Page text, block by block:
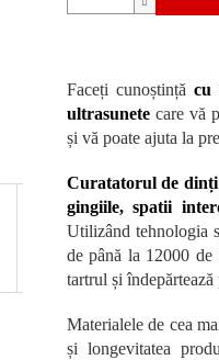
Faceți cunoștință cu
ultrasunetecare vă
și vă poate ajuta la
Curatatorul de
gingiile, spatii
Utilizând tehnologia
de până la 12000
tartrul și îndepărtează
Materialele de cea
și longevitatea